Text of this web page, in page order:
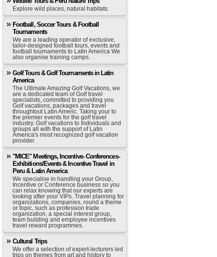
Explore wild places, natural habitats.
Football, Soccer Tours & Football
Tournaments
We are a leading operator of exclusive,
tailor-designed football tours, events and
football tournaments to Latin America We
also organise training camps.
Golf Tours & Golf Tournaments in Latin
America
The Ultimate Amazing Golf Vacations, we
are a dedicated team of Golf travel
specialists, committed to providing you
Golf vacations, packages and travel
throughtout Latin Americ. Taking your to
the premier events for the golf travel
industry. Golf vacations to Individuals and
groups all with the support of Latin
America's most recognized golf vacation
provider.
"MICE" Meetings, Incentive- Conferences-
Exhibitions/Events & Incentive Travel in
Peru & Latin America
We specialise in handling your Group,
Incentive or Conference business so you
can relax knowing that our experts are
looking after your VIPs. Travel planning for
organizations, companies, round a theme
or topic, such as profession trade
organization, a special interest group,
team building and employee incentives
travel reward programmes.
Cultural Trips
We offer a selection of expert-lecturers led
trips on themes from art and history to